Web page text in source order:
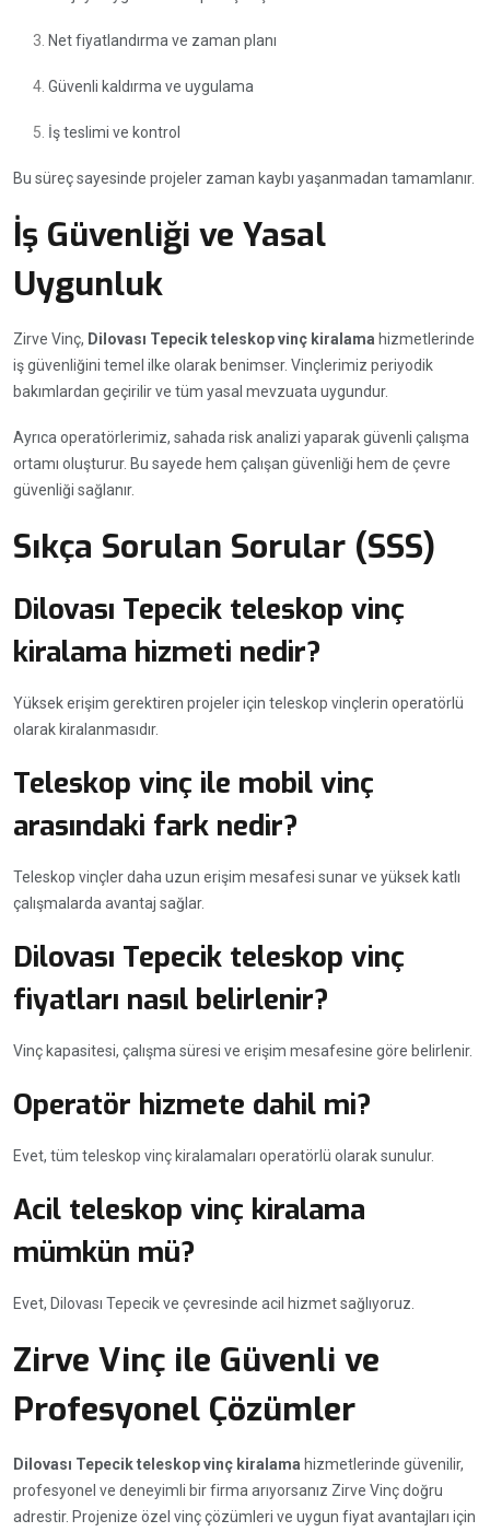
Net fiyatlandırma ve zaman planı
Güvenli kaldırma ve uygulama
İş teslimi ve kontrol
Bu süreç sayesinde projeler zaman kaybı yaşanmadan tamamlanır.
İş Güvenliği ve Yasal
Uygunluk
Zirve Vinç, Dilovası Tepecik teleskop vinç kiralama hizmetlerinde
iş güvenliğini temel ilke olarak benimser. Vinçlerimiz periyodik
bakımlardan geçirilir ve tüm yasal mevzuata uygundur.
Ayrıca operatörlerimiz, sahada risk analizi yaparak güvenli çalışma
ortamı oluşturur. Bu sayede hem çalışan güvenliği hem de çevre
güvenliği sağlanır.
Sıkça Sorulan Sorular (SSS)
Dilovası Tepecik teleskop vinç
kiralama hizmeti nedir?
Yüksek erişim gerektiren projeler için teleskop vinçlerin operatörlü
olarak kiralanmasıdır.
Teleskop vinç ile mobil vinç
arasındaki fark nedir?
Teleskop vinçler daha uzun erişim mesafesi sunar ve yüksek katlı
çalışmalarda avantaj sağlar.
Dilovası Tepecik teleskop vinç
fiyatları nasıl belirlenir?
Vinç kapasitesi, çalışma süresi ve erişim mesafesine göre belirlenir.
Operatör hizmete dahil mi?
Evet, tüm teleskop vinç kiralamaları operatörlü olarak sunulur.
Acil teleskop vinç kiralama
mümkün mü?
Evet, Dilovası Tepecik ve çevresinde acil hizmet sağlıyoruz.
Zirve Vinç ile Güvenli ve
Profesyonel Çözümler
Dilovası Tepecik teleskop vinç kiralama hizmetlerinde güvenilir,
profesyonel ve deneyimli bir firma arıyorsanız Zirve Vinç doğru
adrestir. Projenize özel vinç çözümleri ve uygun fiyat avantajları için